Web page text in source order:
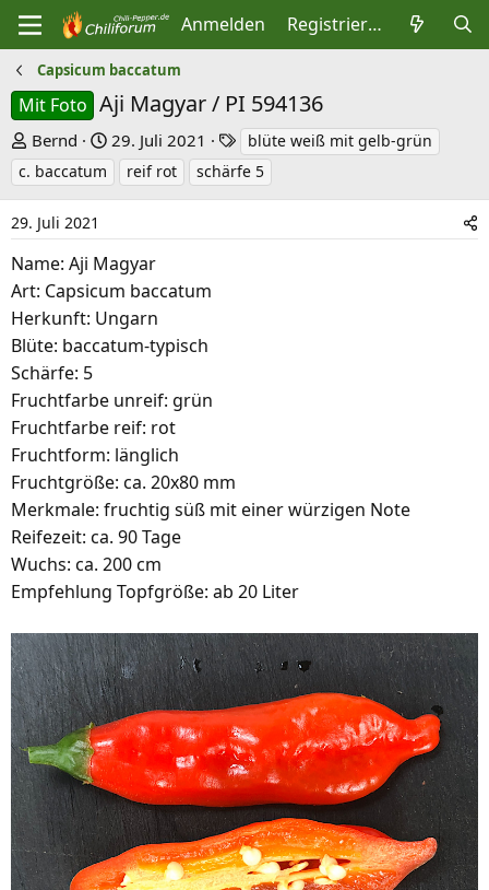
Anmelden Registrieren
Capsicum baccatum
Mit Foto Aji Magyar / PI 594136
E
r
s
e
l
l
e
r
Bernd
E
r
e
l
l
t
a
29. Juli 2021
c
h
a
blüte weiß mit gelb-grün
c. baccatum
reif rot schärfe 5
29. Juli 2021
Name: Aji Magyar
Art: Capsicum baccatum
Herkunft: Ungarn
Blüte: baccatum-typisch
Schärfe: 5
Fruchtfarbe unreif: grün
Fruchtfarbe reif: rot
Fruchtform: länglich
Fruchtgröße: ca. 20x80 mm
Merkmale: fruchtig süß mit einer würzigen Note
Reifezeit: ca. 90 Tage
Wuchs: ca. 200 cm
Empfehlung Topfgröße: ab 20 Liter